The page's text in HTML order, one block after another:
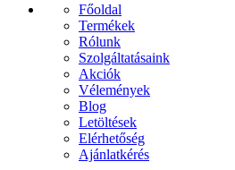
Főoldal
Termékek
Rólunk
Szolgáltatásaink
Akciók
Vélemények
Blog
Letöltések
Elérhetőség
Ajánlatkérés